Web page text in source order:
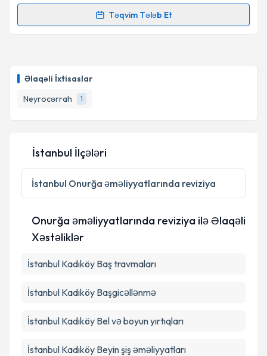
Əlaqəli İxtisaslar
Neyrocərrah
1
Təqvim Tələb Et
Randevu Təqvimi Tələbi
tələbi yaradın. Bu mütəxəssisdən randevu ala
biləcəyiniz təqvim hazır olduqda e-poçt ilə
məlumatlandırılacaqsınız.
E-poçt Ünvanınız
Şəxsi məlumatlarımın emal edilməsinə dair
Aydınlatma Mətnini oxudum və şəxsi
edilməsinə razılıq verirəm.
İstanbul İlçələri
İstanbul Onurğa əməliyyatlarında reviziya
Onurğa əməliyyatlarında reviziya ilə Əlaqəli
Xəstəliklər
İstanbul Kadıköy Baş travmaları
İstanbul Kadıköy Başgicəllənmə
İstanbul Kadıköy Bel və boyun yırtıqları
İstanbul Kadıköy Beyin şiş əməliyyatları